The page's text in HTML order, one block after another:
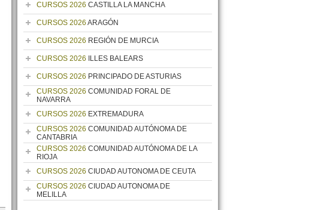
CURSOS 2026 CASTILLA LA MANCHA
CURSOS 2026 ARAGÓN
CURSOS 2026 REGIÓN DE MURCIA
CURSOS 2026 ILLES BALEARS
CURSOS 2026 PRINCIPADO DE ASTURIAS
CURSOS 2026 COMUNIDAD FORAL DE
NAVARRA
CURSOS 2026 EXTREMADURA
CURSOS 2026 COMUNIDAD AUTÓNOMA DE
CANTABRIA
CURSOS 2026 COMUNIDAD AUTÓNOMA DE LA
RIOJA
CURSOS 2026 CIUDAD AUTONOMA DE CEUTA
CURSOS 2026 CIUDAD AUTONOMA DE
MELILLA